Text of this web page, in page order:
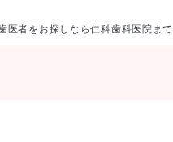
医者をお探しなら仁科歯科医院まで